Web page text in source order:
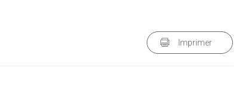
Imprimer